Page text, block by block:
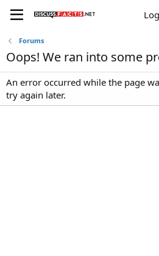
Forums
Oops! We ran into some
An error occurred while the page
try again later.